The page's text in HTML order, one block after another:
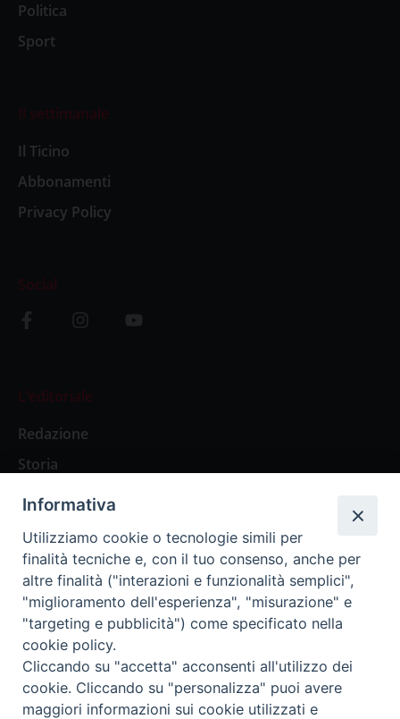
Politica
Sport
Il settimanale
Il Ticino
Abbonamenti
Privacy Policy
Social
L’editoriale
Redazione
Storia
Abbonamenti
Abbonamento Annuale Digitale
Abbonamento Annuale Cartaceo
Abbonamento Singola Copia Digitale
Informativa
Utilizziamo cookie o tecnologie simili per
finalità tecniche e, con il tuo consenso, anche per
altre finalità ("interazioni e funzionalità semplici",
"miglioramento dell'esperienza", "misurazione" e
"targeting e pubblicità") come specificato nella
cookie policy.
Cliccando su "accetta" acconsenti all'utilizzo dei
cookie. Cliccando su "personalizza" puoi avere
maggiori informazioni sui cookie utilizzati e